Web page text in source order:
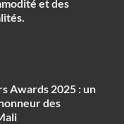
et des
Awards 2025 : un
des